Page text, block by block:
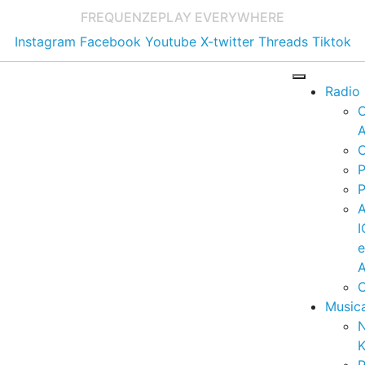
FREQUENZEPLAY EVERYWHERE
Instagram Facebook Youtube X-twitter Threads Tiktok
Radio
e